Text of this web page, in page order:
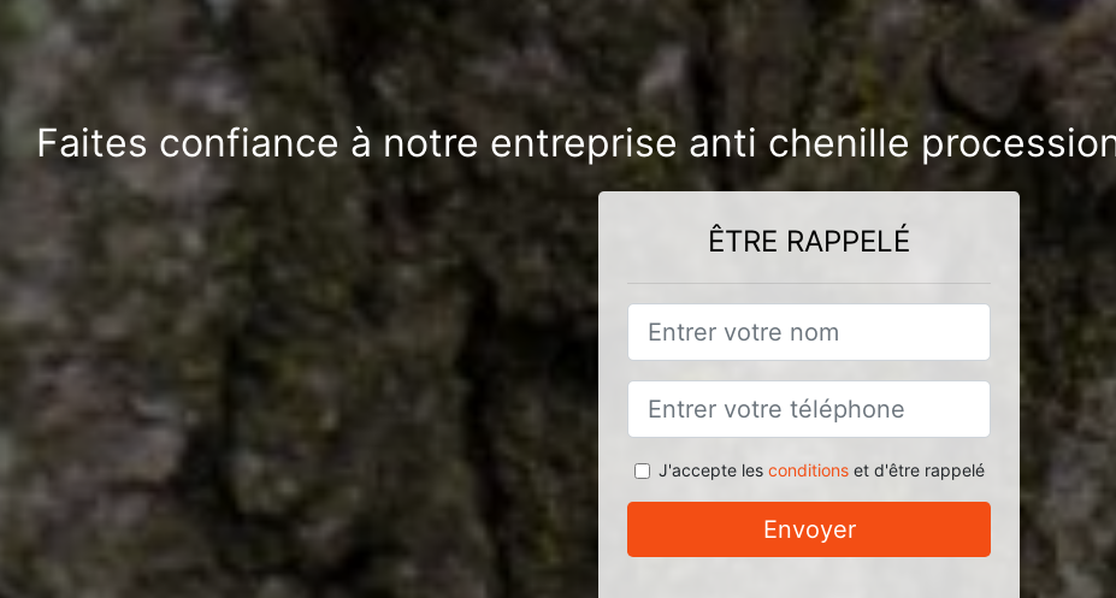
Faites confiance à notre entreprise anti chenille
ÊTRE RAPPELÉ
J'accepte les conditionset d'être rappelé
Envoyer